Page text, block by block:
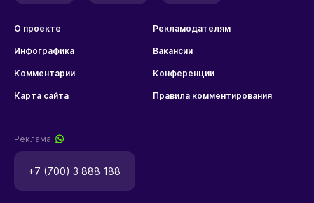
О проекте Рекламодателям
Инфографика Вакансии
Комментарии Конференции
Карта сайта Правила комментирования
Реклама
+7 (700) 3 888 188